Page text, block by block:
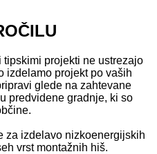
projekti ne ustrezajo
izdelamo projekt po vaših
glede na zahtevane
predvidene gradnje, ki so
za izdelavo nizkoenergijskih
vrst montažnih hiš.